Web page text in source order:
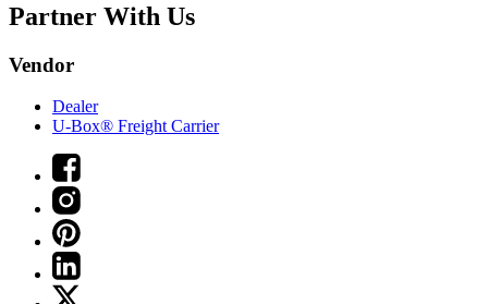
Partner With Us
Vendor
Dealer
U-Box® Freight Carrier